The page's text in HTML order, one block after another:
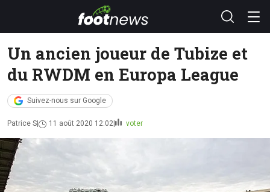
Un ancien joueur de Tubize et
du RWDM en Europa League
Suivez-nous sur Google
Patrice S 11 août 2020 12:02 voter